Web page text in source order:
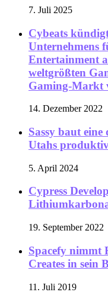
7. Juli 2025
Cybeats
Unternehmens
Entertainment
weltgrößten
Gaming-Markt
14. Dezember 2022
Sassy baut
Utahs
5. April 2024
Cypress
19. September 2022
Spacefy nimmt
Creates in sein
11. Juli 2019